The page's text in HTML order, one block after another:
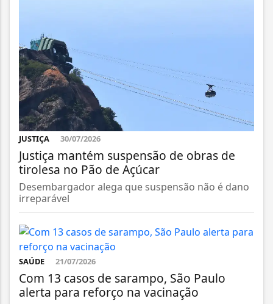
JUSTIÇA 30/07/2026
Justiça mantém suspensão de obras de
tirolesa no Pão de Açúcar
Desembargador alega que suspensão não é dano
irreparável
SAÚDE 21/07/2026
Com 13 casos de sarampo, São Paulo
alerta para reforço na vacinação